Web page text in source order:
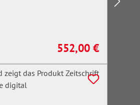
Regulärer Preis:
552,00 €